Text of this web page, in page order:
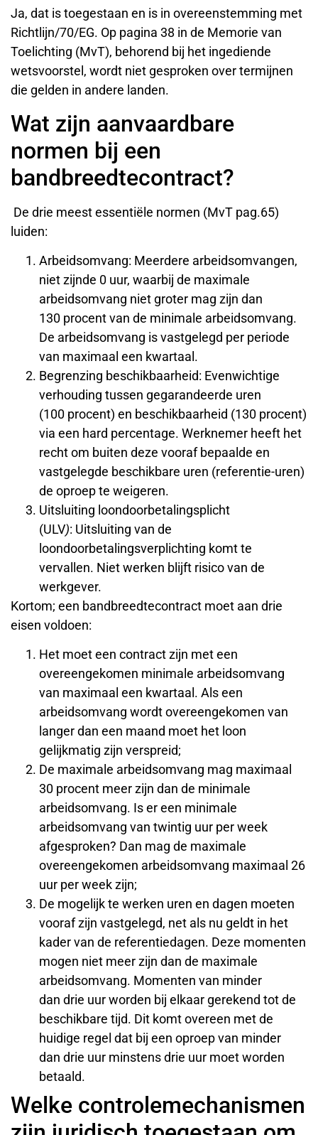
Ja, dat is toegestaan en is in overeenstemming met
Richtlijn/70/EG. Op pagina 38 in de Memorie van
Toelichting (MvT), behorend bij het ingediende
wetsvoorstel, wordt niet gesproken over termijnen
die gelden in andere landen.
Wat zijn aanvaardbare
normen bij een
bandbreedtecontract?
De drie meest essentiële normen (MvT pag.65)
luiden:
Arbeidsomvang: Meerdere arbeidsomvangen,
niet zijnde 0 uur, waarbij de maximale
arbeidsomvang niet groter mag zijn dan
130 procent van de minimale arbeidsomvang.
De arbeidsomvang is vastgelegd per periode
van maximaal een kwartaal.
Begrenzing beschikbaarheid: Evenwichtige
verhouding tussen gegarandeerde uren
(100 procent) en beschikbaarheid (130 procent)
via een hard percentage. Werknemer heeft het
recht om buiten deze vooraf bepaalde en
vastgelegde beschikbare uren (referentie-uren)
de oproep te weigeren.
Uitsluiting loondoorbetalingsplicht
(ULV): Uitsluiting van de
loondoorbetalingsverplichting komt te
vervallen. Niet werken blijft risico van de
werkgever.
Kortom; een bandbreedtecontract moet aan drie
eisen voldoen:
Het moet een contract zijn met een
overeengekomen minimale arbeidsomvang
van maximaal een kwartaal. Als een
arbeidsomvang wordt overeengekomen van
langer dan een maand moet het loon
gelijkmatig zijn verspreid;
De maximale arbeidsomvang mag maximaal
30 procent meer zijn dan de minimale
arbeidsomvang. Is er een minimale
arbeidsomvang van twintig uur per week
afgesproken? Dan mag de maximale
overeengekomen arbeidsomvang maximaal 26
uur per week zijn;
De mogelijk te werken uren en dagen moeten
vooraf zijn vastgelegd, net als nu geldt in het
kader van de referentiedagen. Deze momenten
mogen niet meer zijn dan de maximale
arbeidsomvang. Momenten van minder
dan drie uur worden bij elkaar gerekend tot de
beschikbare tijd. Dit komt overeen met de
huidige regel dat bij een oproep van minder
dan drie uur minstens drie uur moet worden
betaald.
Welke controlemechanismen